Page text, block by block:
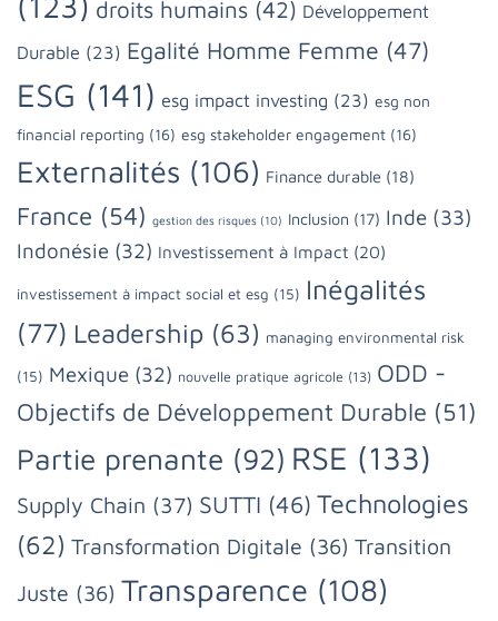
droits humains (42) Développement
Durable (23) Egalité Homme Femme (47)
ESG (141) esg impact investing (23) esg non
financial reporting (16) esg stakeholder engagement (16)
Externalités (106) Finance durable (18)
France (54) gestion des risques (10) Inclusion (17) Inde (33)
Indonésie (32) Investissement à Impact (20)
investissement à impact social et esg (15) Inégalités
(77) Leadership (63) managing environmental risk
(15) Mexique (32) nouvelle pratique agricole (13) ODD -
Objectifs de Développement Durable (51)
Partie prenante (92) RSE (133)
Supply Chain (37) SUTTI (46) Technologies
(62) Transformation Digitale (36) Transition
Juste (36) Transparence (108)